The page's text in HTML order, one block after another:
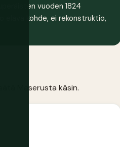
vuoden 1824
elävä kohde, ei rekonstruktio,
Maserusta käsin.